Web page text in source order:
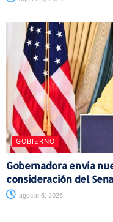
GOBIERNO
Gobernadora envía
consideración del
agosto 6, 2026